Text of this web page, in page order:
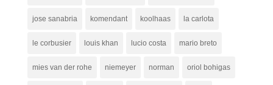
jose sanabria komendant koolhaas la carlota
le corbusier louis khan lucio costa mario breto
mies van der rohe niemeyer norman oriol bohigas